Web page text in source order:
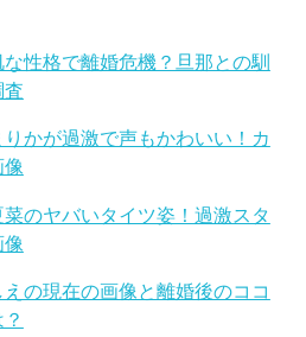
性格で離婚危機？旦那との馴
査
りかが過激で声もかわいい！カ
像
菜のヤバいタイツ姿！過激スタ
像
えの現在の画像と離婚後のココ